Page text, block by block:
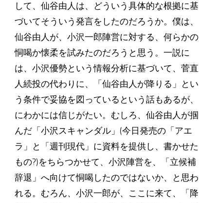
して、仙谷由人は、どういう具体的な根拠に基
づいてそういう発言をしたのだろうか。僕は、
仙谷由人が、小沢一郎陣営に対する、何らかの
恫喝か懐柔を試みたのだろうと思う。一説に
は、小沢優勢という情報分析に基づいて、菅直
人続投の代わりに、「仙谷由人が降りる」とい
う条件で妥協を図っているという話もあるが、
にわかには信じがたい。むしろ、仙谷由人が掴
んだ「小沢スキャンダル」(今日発売の「アエ
ラ」と「週刊現代」に資料を提供し、書かせた
もの?)をちらつかせて、小沢陣営を、「立候補
辞退」へ向けて恫喝したのではないか、と思わ
れる。むろん、小沢一郎が、ここに来て、「降